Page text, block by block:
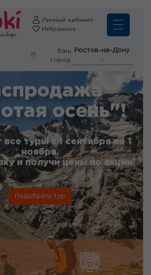
Личный кабинет
Избранное
Ваш
город:
осень"!
туры с 1 сентября по 1
ноября.
и получи цены по акции!
Подобрать тур